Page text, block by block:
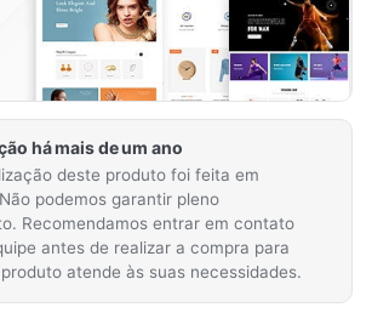
há mais de um ano
deste produto foi feita em
podemos garantir pleno
Recomendamos entrar em contato
antes de realizar a compra para
atende às suas necessidades.